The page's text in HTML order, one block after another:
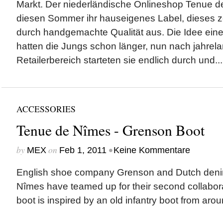
Markt. Der niederländische Onlineshop Tenue
diesen Sommer ihr hauseigenes Label, dieses
durch handgemachte Qualität aus. Die Idee
hatten die Jungs schon länger, nun nach
Retailerbereich starteten sie endlich durch und...
ACCESSORIES
Tenue de Nîmes - Grenson Boot
by MEXon Feb 1, 2011 •Keine Kommentare
English shoe company Grenson and Dutch
Nîmes have teamed up for their second
boot is inspired by an old infantry boot from